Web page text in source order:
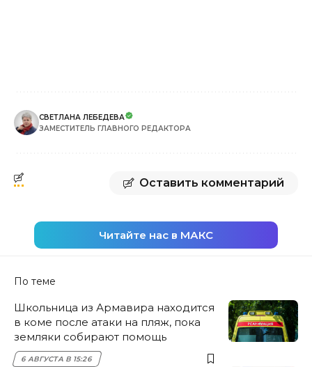
СВЕТЛАНА ЛЕБЕДЕВА
ЗАМЕСТИТЕЛЬ ГЛАВНОГО РЕДАКТОРА
Оставить комментарий
Читайте нас в МАКС
По теме
Школьница из Армавира находится
в коме после атаки на пляж, пока
земляки собирают помощь
6 АВГУСТА В 15:26